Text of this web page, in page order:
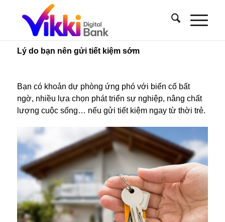
Lý do bạn nên gửi tiết kiệm sớm
Bạn có khoản dự phòng ứng phó với biến cố bất
ngờ, nhiều lựa chọn phát triển sự nghiệp, nâng chất
lượng cuộc sống… nếu gửi tiết kiệm ngay từ thời trẻ.